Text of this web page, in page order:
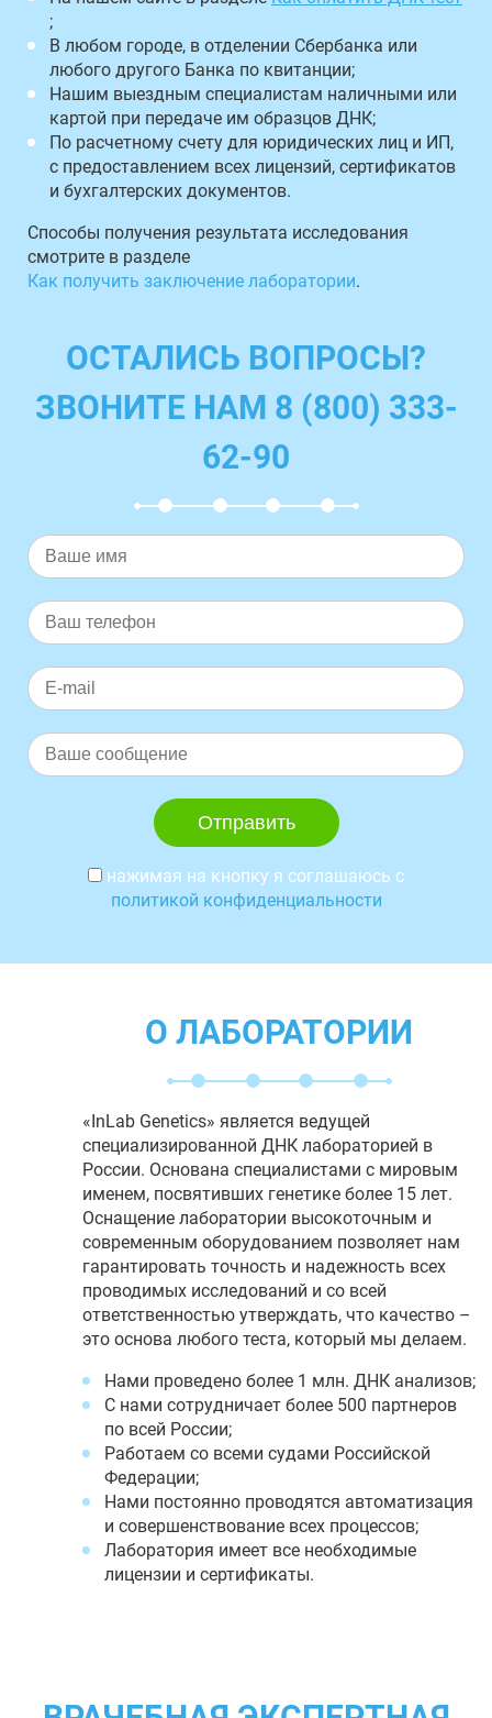
;
В любом городе, в отделении Сбербанка или
любого другого Банка по квитанции;
Нашим выездным специалистам наличными или
картой при передаче им образцов ДНК;
По расчетному счету для юридических лиц и ИП,
с предоставлением всех лицензий, сертификатов
и бухгалтерских документов.
Способы получения результата исследования
смотрите в разделе
Как получить заключение лаборатории.
ОСТАЛИСЬ ВОПРОСЫ?
ЗВОНИТЕ НАМ 8 (800) 333-
62-90
нажимая на кнопку я соглашаюсь с
политикой конфиденциальности
О ЛАБОРАТОРИИ
«InLab Genetics» является ведущей
специализированной ДНК лабораторией в
России. Основана специалистами с мировым
именем, посвятивших генетике более 15 лет.
Оснащение лаборатории высокоточным и
современным оборудованием позволяет нам
гарантировать точность и надежность всех
проводимых исследований и со всей
ответственностью утверждать, что качество –
это основа любого теста, который мы делаем.
Нами проведено более 1 млн. ДНК анализов;
С нами сотрудничает более 500 партнеров
по всей России;
Работаем со всеми судами Российской
Федерации;
Нами постоянно проводятся автоматизация
и совершенствование всех процессов;
Лаборатория имеет все необходимые
лицензии и сертификаты.